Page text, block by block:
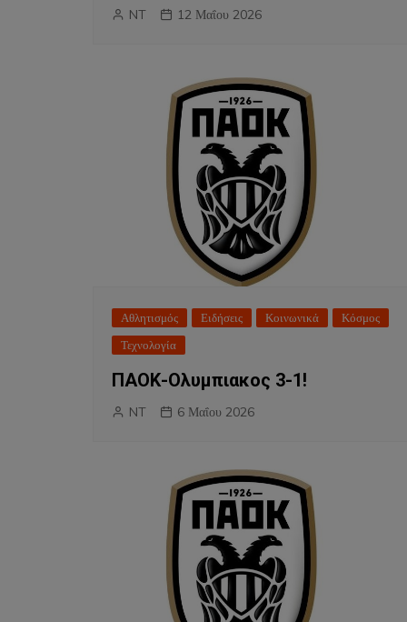
NT 12 Μαΐου 2026
Αθλητισμός Ειδήσεις Κοινωνικά
Κόσμος
Τεχνολογία
ΠΑΟΚ-Ολυμπιακος 3-1!
NT 6 Μαΐου 2026